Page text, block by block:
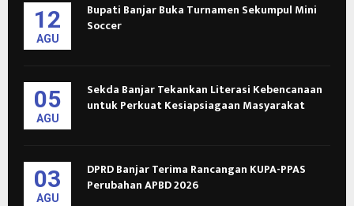
12
AGU
Bupati Banjar Buka Turnamen Sekumpul Mini
Soccer
05
AGU
Sekda Banjar Tekankan Literasi Kebencanaan
untuk Perkuat Kesiapsiagaan Masyarakat
03
AGU
DPRD Banjar Terima Rancangan KUPA-PPAS
Perubahan APBD 2026